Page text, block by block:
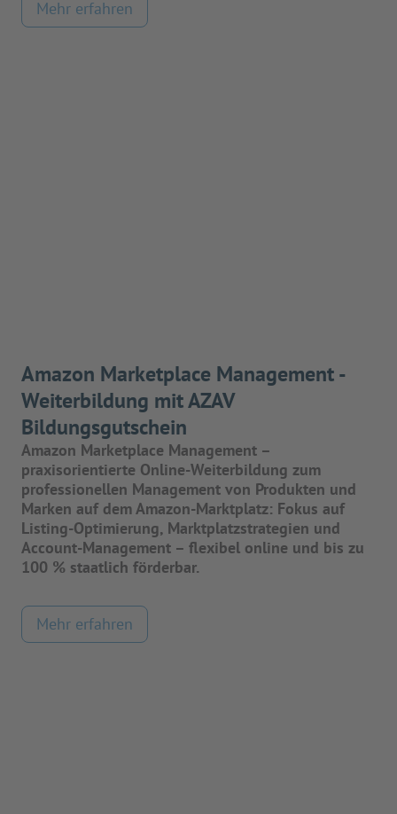
Mehr erfahren
Amazon Marketplace Management -
Weiterbildung mit AZAV
Bildungsgutschein
Amazon Marketplace Management –
praxisorientierte Online-Weiterbildung zum
professionellen Management von Produkten und
Marken auf dem Amazon-Marktplatz: Fokus auf
Listing-Optimierung, Marktplatzstrategien und
Account-Management – flexibel online und bis zu
100 % staatlich förderbar.
Mehr erfahren